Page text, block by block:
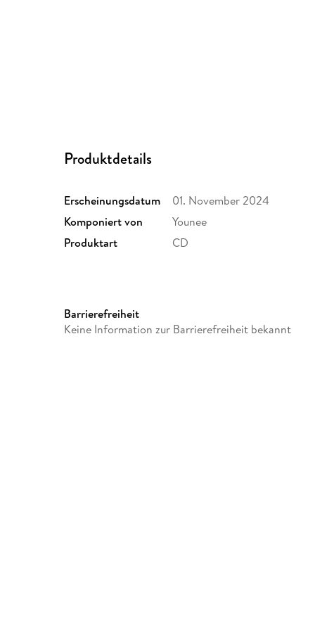
Produktdetails
Erscheinungsdatum
01. November 2024
Komponiert von
Younee
Produktart
CD
Barrierefreiheit
Keine Information zur Barrierefreiheit bekannt